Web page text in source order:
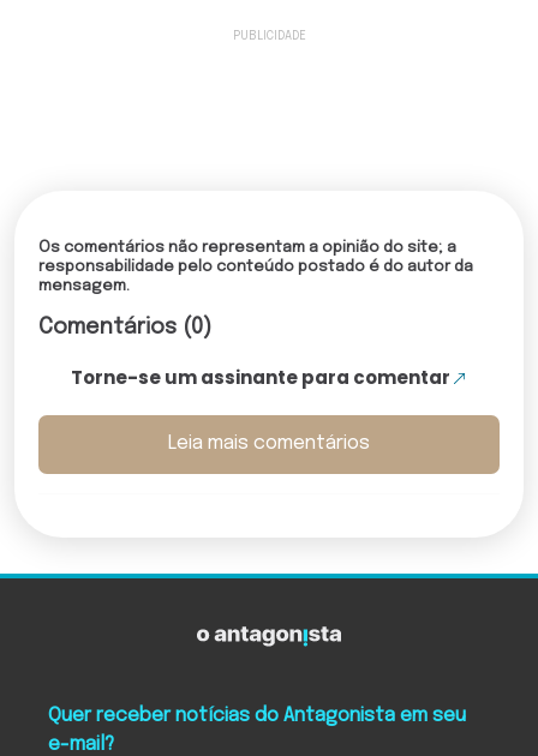
Os comentários não representam a opinião do site; a
responsabilidade pelo conteúdo postado é do autor da
mensagem.
Comentários (0)
Torne-se um assinante para comentar
Leia mais comentários
Quer receber notícias do Antagonista em seu
e-mail?